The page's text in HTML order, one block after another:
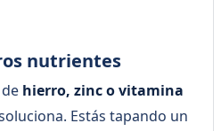
nutrientes
hierro, zinc o vitamina
Estás tapando un